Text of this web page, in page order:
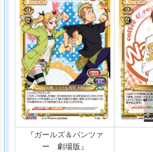
『ガールズ＆パンツァ
ー 劇場版』